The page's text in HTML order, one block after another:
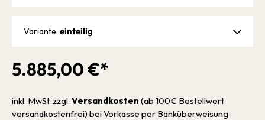
5.885,00 €*
inkl. MwSt. zzgl. Versandkosten (ab 100€ Bestellwert
versandkostenfrei) bei Vorkasse per Banküberweisung
Variante: einteilig